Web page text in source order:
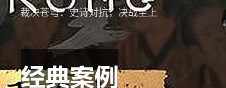
裁决苍穹：史诗对抗，决战至上